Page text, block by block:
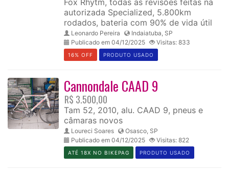
Fox Rhytm, todas as revisões feitas na
autorizada Specialized, 5.800km
rodados, bateria com 90% de vida útil
Leonardo Pereira
Indaiatuba, SP
Publicado em 04/12/2025
Visitas: 833
16% OFF PRODUTO USADO
Cannondale CAAD 9
R$ 3.500,00
Tam 52, 2010, alu. CAAD 9, pneus e
câmaras novos
Loureci Soares
Osasco, SP
Publicado em 04/12/2025
Visitas: 822
ATÉ 18X NO BIKEPAG PRODUTO USADO